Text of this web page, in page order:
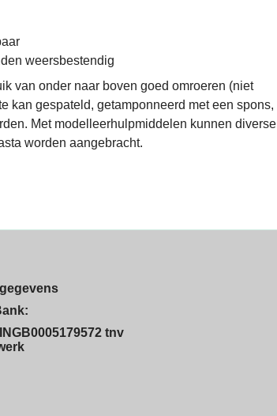
weersbestendig
van onder naar boven goed omroeren (niet
kan gespateld, getamponneerd met een spons,
Met modelleerhulpmiddelen kunnen diverse
worden aangebracht.
tnv